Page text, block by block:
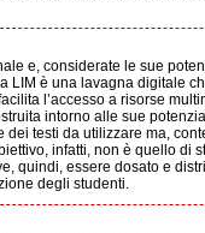
e, considerate le sue
LIM è una lavagna digitale
l’accesso a risorse
intorno alle sue
testi da utilizzare ma,
infatti, non è quello di
quindi, essere dosato e
degli studenti.